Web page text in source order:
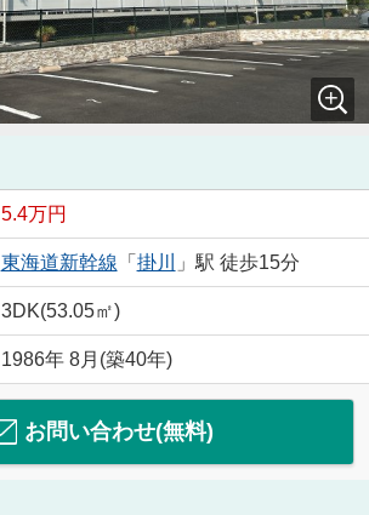
5.4万円
東海道新幹線 「 掛川 」駅 徒歩15分
3DK(53.05㎡)
1986年 8月(築40年)
お問い合わせ(無料)